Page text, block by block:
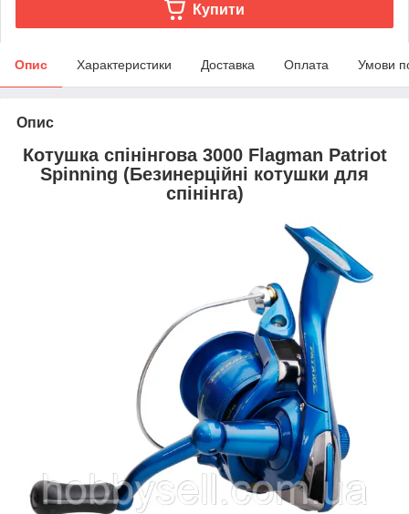
Купити
Опис Характеристики Доставка Оплата Умови
Опис
Котушка спінінгова 3000 Flagman Patriot
Spinning (Безинерційні котушки для
спінінга)